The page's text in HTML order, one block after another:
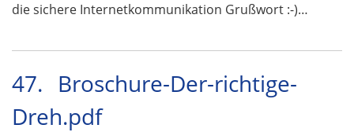
die sichere Internetkommunikation Grußwort :-)…
47. Broschure-Der-richtige-
Dreh.pdf